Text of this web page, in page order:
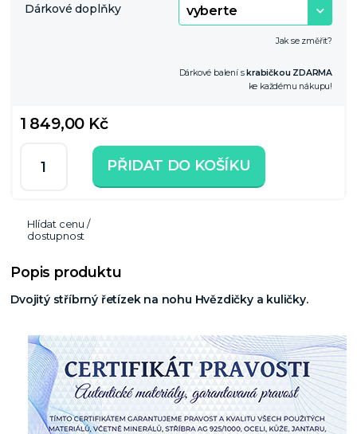
Dárkové doplňky
Jak se změřit?
Dárkové balení skrabičkou ZDARMA
ke každému nákupu!
1 849,00 Kč
PŘIDAT DO KOŠÍKU
Hlídat cenu /
dostupnost
Popis produktu
Dvojitý stříbrný řetízek na nohu Hvězdičky a kuličky.